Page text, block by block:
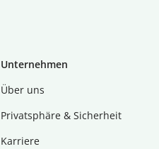
Unternehmen
Über uns
Privatsphäre & Sicherheit
Karriere